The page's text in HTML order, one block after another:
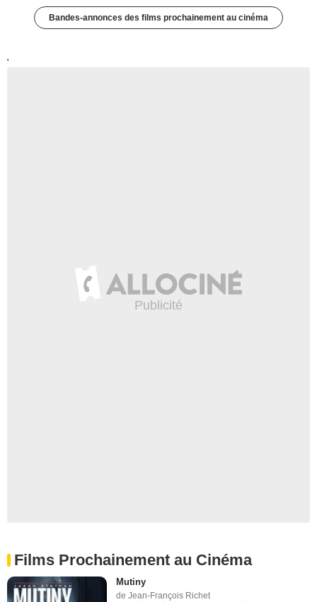
Bandes-annonces des films prochainement au cinéma
'
Films Prochainement au Cinéma
Mutiny
de Jean-François Richet